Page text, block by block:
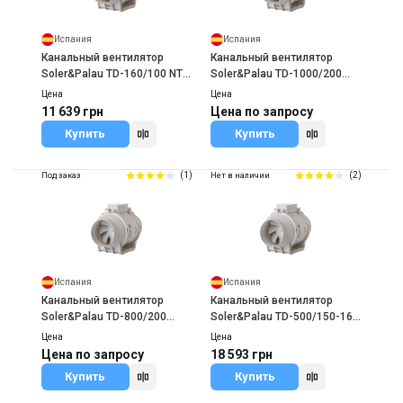
Испания
Канальный вентилятор
Soler&Palau TD-160/100 NT
SILENT
Цена
11 639 грн
Купить
Испания
Канальный вентилятор
Soler&Palau TD-1000/200
SILENT
Цена
Цена по запросу
Купить
Под заказ (1)
Испания
Канальный вентилятор
Soler&Palau TD-800/200
SILENT
Цена
Цена по запросу
Купить
Нет в наличии (2)
Испания
Канальный вентилятор
Soler&Palau TD-500/150-160
SILENT
Цена
18 593 грн
Купить